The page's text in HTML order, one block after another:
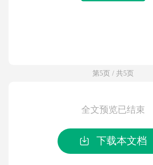
第5页 / 共5页
全文预览已结束
下载本文档